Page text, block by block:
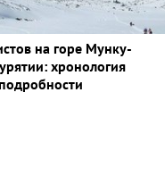
на горе Мунку-
хронология